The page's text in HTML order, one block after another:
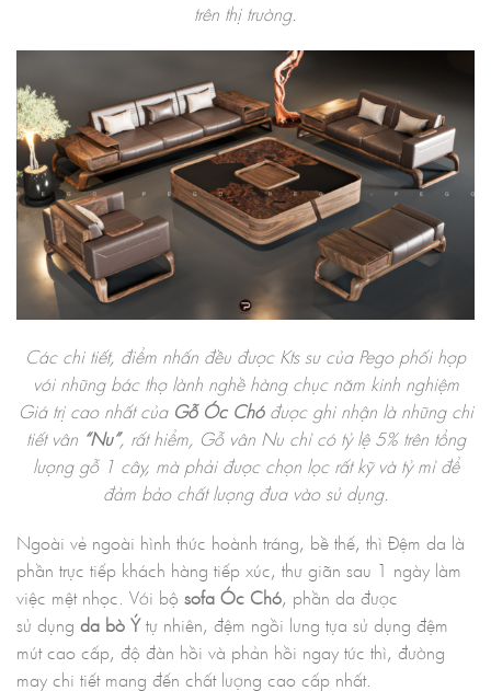
trên thị trường.
Các chi tiết, điểm nhấn đều được Kts sư của Pego phối hợp
với những bác thợ lành nghề hàng chục năm kinh nghiệm
Giá trị cao nhất của Gỗ Óc Chóđược ghi nhận là những chi
tiết vân “Nu”, rất hiểm, Gỗ vân Nu chỉ có tỷ lệ 5% trên tổng
lượng gỗ 1 cây, mà phải được chọn lọc rất kỹ và tỷ mỉ để
đảm bảo chất lượng đưa vào sử dụng.
Ngoài vẻ ngoài hình thức hoành tráng, bề thế, thì Đệm da là
phần trực tiếp khách hàng tiếp xúc, thư giãn sau 1 ngày làm
việc mệt nhọc. Với bộ sofa Óc Chó, phần da được
sử dụng da bò Ýtự nhiên, đệm ngồi lưng tựa sử dụng đệm
mút cao cấp, độ đàn hồi và phản hồi ngay tức thì, đường
may chi tiết mang đến chất lượng cao cấp nhất.